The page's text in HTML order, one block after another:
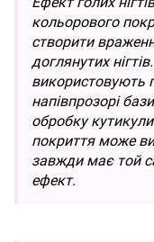
кольорового
створити
доглянутих
використовують
напівпрозорі
обробку
покриття може
завжди має той
ефект.